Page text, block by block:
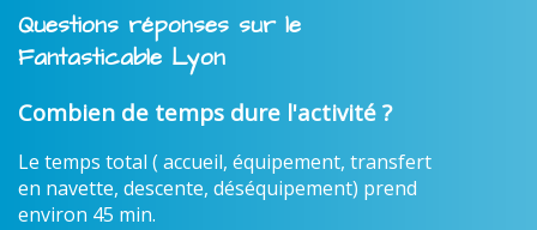
Questions réponses sur le
Fantasticable Lyon
Combien de temps dure l'activité ?
Le temps total ( accueil, équipement, transfert
en navette, descente, déséquipement) prend
environ 45 min.